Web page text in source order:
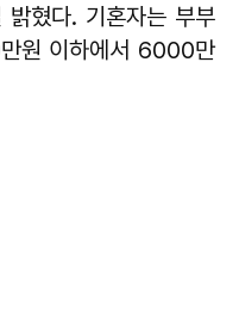
혔다. 기혼자는 부부
원 이하에서 6000만